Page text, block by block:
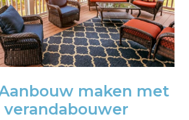
maken met
verandabouwer